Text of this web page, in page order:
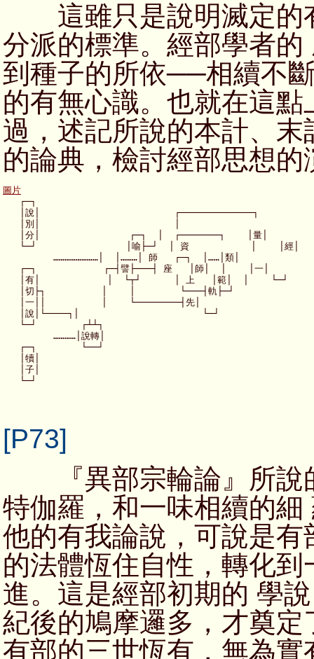
這雖只是說明滅定的
分派的標準。經部學者
到種子的所依──相續不
的有無心識。也就在這
過，述記所說的本計、
的論典，檢討經部思想
圖片
┌─┐
   │說│                        ┌─────────────┐
│別│                        │
   │分│                ┌─┐  │  ┌───────┐    │量│
   └─┘                │喻├─┘  │ 資           │    │經│
         ……………………│  │………│ 師   ┌─┐  │……│類│
   ┌─┐            ┌─┤譬├───┤ 座   │師│  │    │一│
   │有│            │  └┬┘      │ 上   │範│  │    └─┘
   │切├┐          │    │        └───┤軌├─┘
   │一││          │    └────────┤先│
   │說│└────┐│                      └─┘
   └─┘        ┌┴┴┐
         …………│說轉│
   ┌─┐        └──┘
   │犢│
   │子│
[P73]
『異部宗輪論』所說
特伽羅，和一味相續的
他的有我論說，可說是
的法體恆住自性，轉化
進。這是經部初期的 學
紀後的鳩摩邏多，才奠
有部的三世恆有，無為